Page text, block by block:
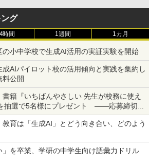
グ
時間 1週間 1カ月
小中学校で生成AI活用の実証実験を開始
成AIパイロット校の活用傾向と実践を集約し
料公開
書籍『いちばんやさしい 先生が校務に使え
抽選で5名様にプレゼント ――応募締切は
）まで
育は「生成AI」とどう向き合い、どのよう
」を卒業、学研の中学生向け語彙力ドリル